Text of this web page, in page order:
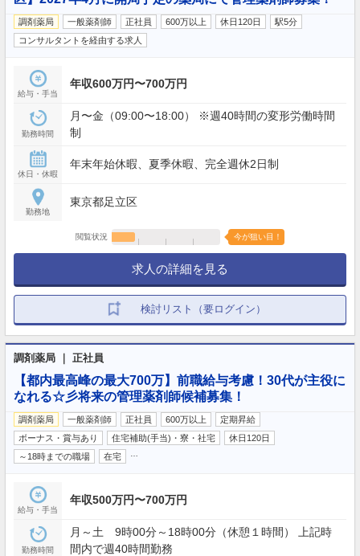
調剤薬局 一般薬剤師 正社員 600万以上 休日120日
駅5分
コンサルタントを経由する求人
給与・手当
年収600万円〜700万円
勤務時間
月〜金（09:00〜18:00） ※週40時間の変形労働時間
制
休日・休暇
年末年始休暇、夏季休暇、完全週休2日制
勤務地
東京都足立区
閲覧状況 今が狙い目！
求人の詳細を見る
検討リスト（要ログイン）
調剤薬局 ｜ 正社員
【都内最高峰の最大700万】前職給与考慮！30代が主役に
なれる☆彡将来の管理薬剤師候補募集！
調剤薬局 一般薬剤師 正社員 600万以上
定期昇給
ボーナス・賞与あり
住宅補助(手当)・寮・社宅
休日120日
～18時までの職場
在宅
給与・手当
年収500万円〜700万円
勤務時間
月～土 9時00分～18時00分（休憩１時間） 上記時
間内で週40時間勤務